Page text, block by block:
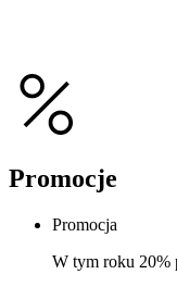
Promocje
Promocja
W tym roku 20%